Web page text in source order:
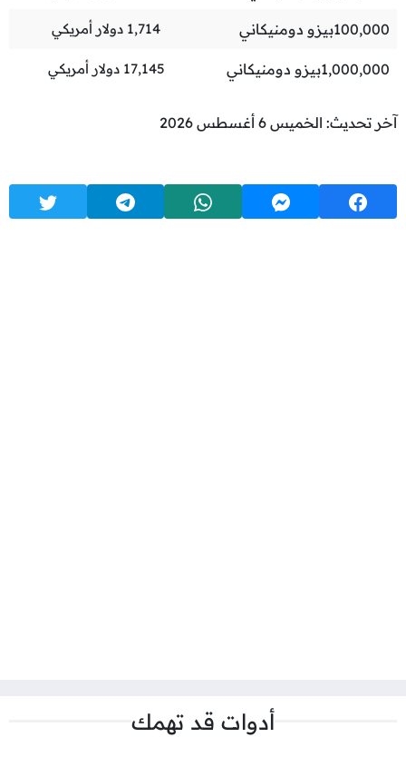
100,000بيزو دومنيكاني 1,714 دولار أمريكي
1,000,000بيزو دومنيكاني 17,145 دولار أمريكي
آخر تحديث: الخميس 6 أغسطس 2026
أدوات قد تهمك